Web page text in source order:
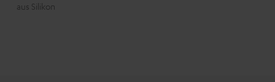
aus Silikon